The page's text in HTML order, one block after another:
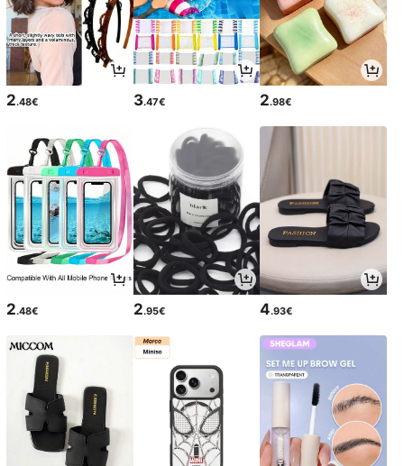
2.48€ 3.47€ 2.98€
2.48€ 2.95€ 4.93€